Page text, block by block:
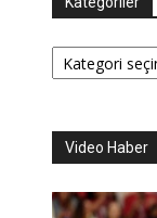
Kategoriler
Video Haber